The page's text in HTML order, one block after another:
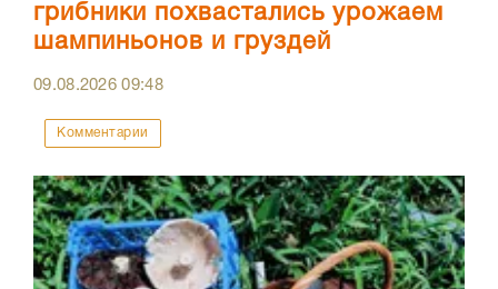
грибники похвастались урожаем
шампиньонов и груздей
09.08.202609:48
Комментарии